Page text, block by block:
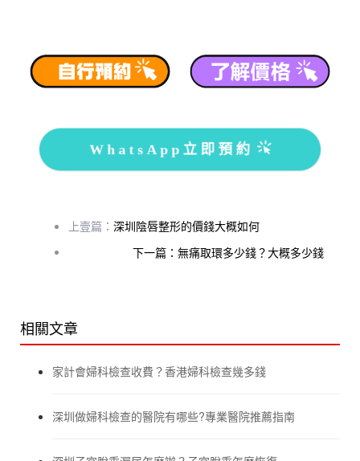
WhatsApp立即預約
上壹篇： 深圳陰唇整形的價錢大概如何
下一篇：無痛取環多少錢？大概多少錢
相關文章
家計會婦科檢查收費？香港婦科檢查幾多錢
深圳做婦科檢查的醫院有哪些?專業醫院推薦指南